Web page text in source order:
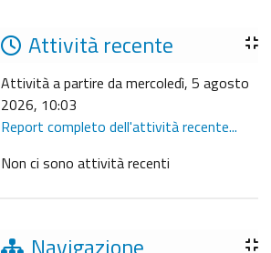
Attività recente
Attività a partire da mercoledì, 5 agosto
2026, 10:03
Report completo dell'attività recente...
Non ci sono attività recenti